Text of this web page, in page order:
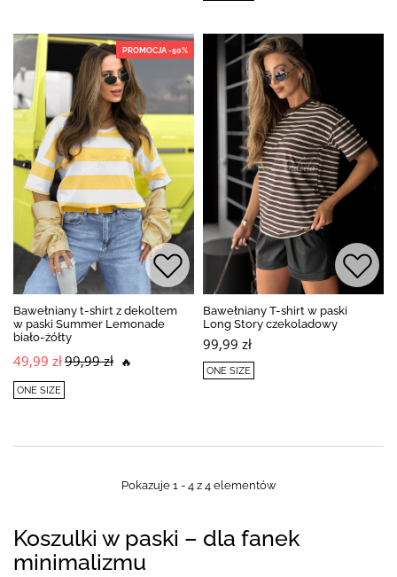
PROMOCJA -50%
Bawełniany t-shirt z dekoltem
w paski Summer Lemonade
biało-żółty
49,99 zł99,99 zł 🔥
ONE SIZE
Bawełniany T-shirt w paski
Long Story czekoladowy
99,99 zł
ONE SIZE
Pokazuje 1 - 4 z 4 elementów
Koszulki w paski – dla fanek
minimalizmu